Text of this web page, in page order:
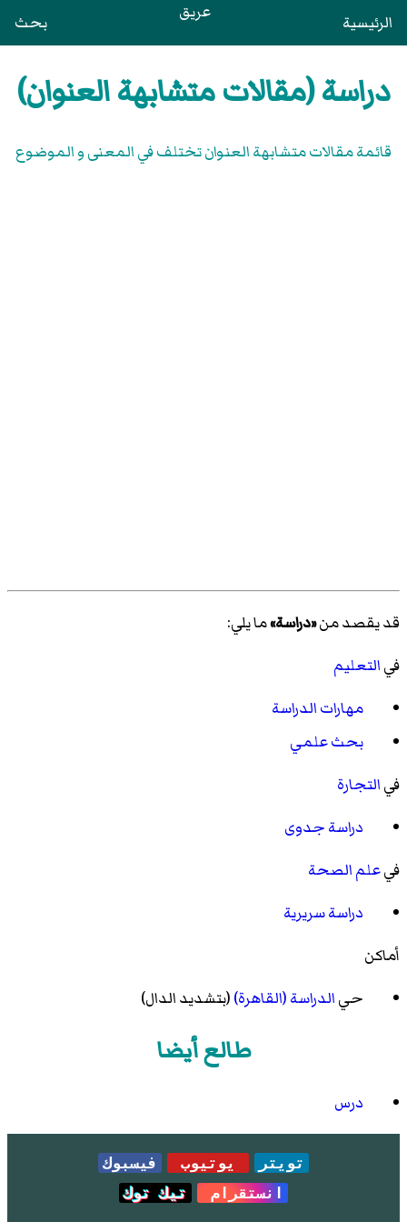
الرئيسية عريق بحث
دراسة (مقالات متشابهة العنوان)
قائمة مقالات متشابهة العنوان تختلف في المعنى و الموضوع
قد يقصد من«دراسة»ما يلي:
فيالتعليم
مهارات الدراسة
بحث علمي
فيالتجارة
دراسة جدوى
فيعلم الصحة
دراسة سريرية
أماكن
حيالدراسة (القاهرة)(بتشديد الدال)
طالع أيضا
درس
تويتر يوتيوب
فيسبوك
انستقرام
تيك توك